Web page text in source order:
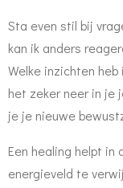
Sta even stil bij
kan ik anders
Welke inzichten
het zeker neer in je
je je nieuwe
Een healing helpt
energieveld te